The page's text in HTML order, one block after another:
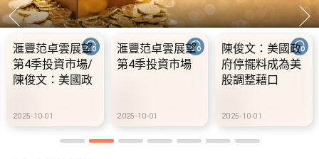
陳俊文：美國政
府停擺料成為美
股調整藉口
2025-10-01
10.2.1 內地國慶
假期連中秋節假
2025-10-02
10.2.2 2028年底
前當局提供額外
3000支高速充電
設300個電動車
2025-10-02